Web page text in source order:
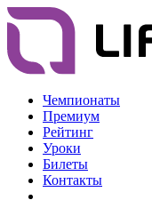
Чемпионаты
Премиум
Рейтинг
Уроки
Билеты
Контакты